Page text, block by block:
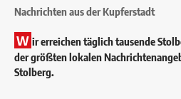
Nachrichten aus der Kupferstadt
W ir erreichen täglich tausende
der größten lokalen
Stolberg.